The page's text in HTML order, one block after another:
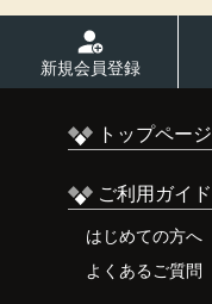
新規会員登録
トップページ
ご利用ガイド
はじめての方へ
よくあるご質問